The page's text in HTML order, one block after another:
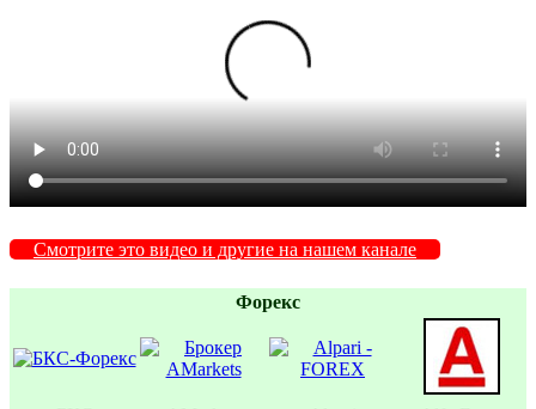
Смотрите это видео и другие на нашем канале
Форекс